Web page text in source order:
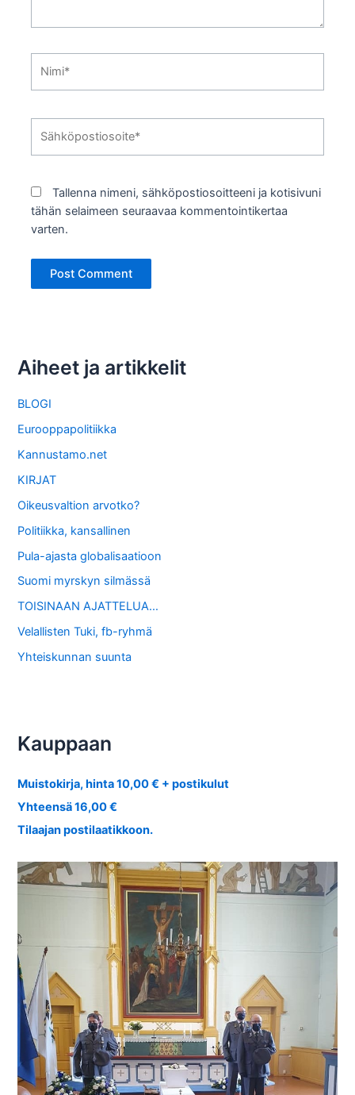
Tallenna nimeni, sähköpostiosoitteeni ja kotisivuni
tähän selaimeen seuraavaa kommentointikertaa
varten.
Aiheet ja artikkelit
BLOGI
Eurooppapolitiikka
Kannustamo.net
KIRJAT
Oikeusvaltion arvotko?
Politiikka, kansallinen
Pula-ajasta globalisaatioon
Suomi myrskyn silmässä
TOISINAAN AJATTELUA…
Velallisten Tuki, fb-ryhmä
Yhteiskunnan suunta
Kauppaan
Muistokirja, hinta 10,00 € + postikulut
Yhteensä 16,00 €
Tilaajan postilaatikkoon.